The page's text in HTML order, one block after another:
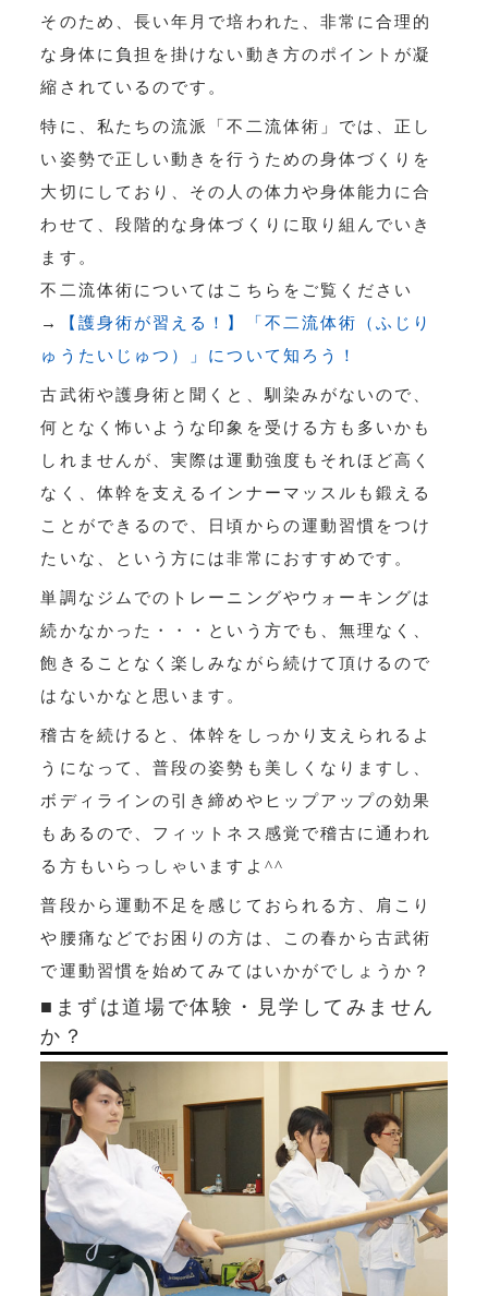
そのため、長い年月で培われた、非常に合理的
な身体に負担を掛けない動き方のポイントが凝
縮されているのです。
特に、私たちの流派「不二流体術」では、正し
い姿勢で正しい動きを行うための身体づくりを
大切にしており、その人の体力や身体能力に合
わせて、段階的な身体づくりに取り組んでいき
ます。
不二流体術についてはこちらをご覧ください
→
【護身術が習える！】「不二流体術（ふじり
ゅうたいじゅつ）」について知ろう！
古武術や護身術と聞くと、馴染みがないので、
何となく怖いような印象を受ける方も多いかも
しれませんが、実際は運動強度もそれほど高く
なく、体幹を支えるインナーマッスルも鍛える
ことができるので、日頃からの運動習慣をつけ
たいな、という方には非常におすすめです。
単調なジムでのトレーニングやウォーキングは
続かなかった・・・という方でも、無理なく、
飽きることなく楽しみながら続けて頂けるので
はないかなと思います。
稽古を続けると、体幹をしっかり支えられるよ
うになって、普段の姿勢も美しくなりますし、
ボディラインの引き締めやヒップアップの効果
もあるので、フィットネス感覚で稽古に通われ
る方もいらっしゃいますよ^^
普段から運動不足を感じておられる方、肩こり
や腰痛などでお困りの方は、この春から古武術
で運動習慣を始めてみてはいかがでしょうか？
■まずは道場で体験・見学してみません
か？